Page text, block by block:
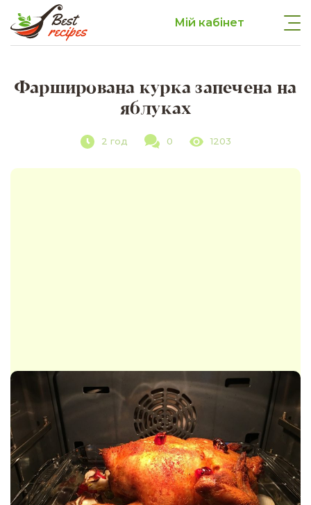
Мій кабінет
Фарширована курка запечена на
яблуках
2 год 0 1203